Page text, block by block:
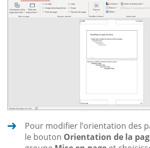
Pour modifier l’orientation des
le bouton Orientation de la